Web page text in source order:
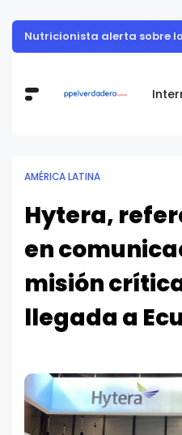
AMÉRICA LATINA
Hytera,
en
misión
llegada a